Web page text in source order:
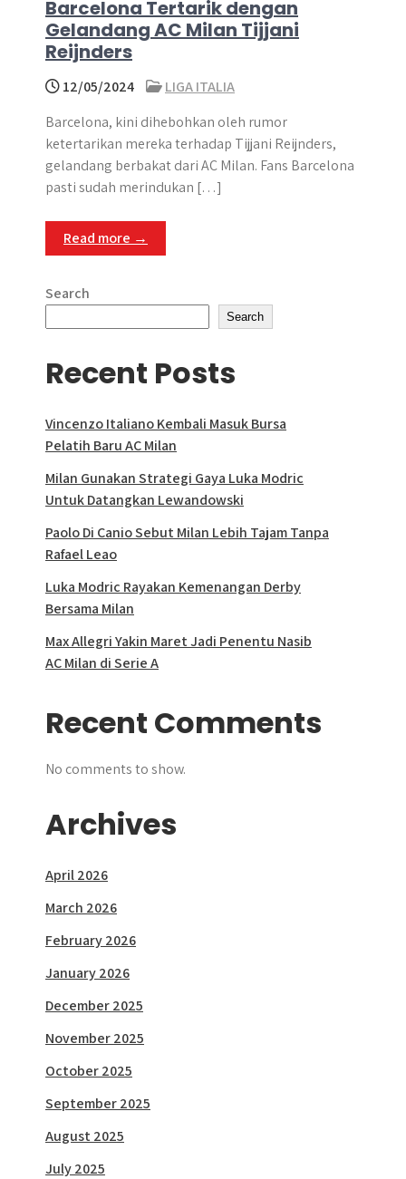
Barcelona Tertarik dengan
Gelandang AC Milan Tijjani
Reijnders
12/05/2024
LIGA ITALIA
Barcelona, kini dihebohkan oleh rumor
ketertarikan mereka terhadap Tijjani Reijnders,
gelandang berbakat dari AC Milan. Fans Barcelona
pasti sudah merindukan […]
Read more →
Search
Search
Recent Posts
Vincenzo Italiano Kembali Masuk Bursa
Pelatih Baru AC Milan
Milan Gunakan Strategi Gaya Luka Modric
Untuk Datangkan Lewandowski
Paolo Di Canio Sebut Milan Lebih Tajam Tanpa
Rafael Leao
Luka Modric Rayakan Kemenangan Derby
Bersama Milan
Max Allegri Yakin Maret Jadi Penentu Nasib
AC Milan di Serie A
Recent Comments
No comments to show.
Archives
April 2026
March 2026
February 2026
January 2026
December 2025
November 2025
October 2025
September 2025
August 2025
July 2025